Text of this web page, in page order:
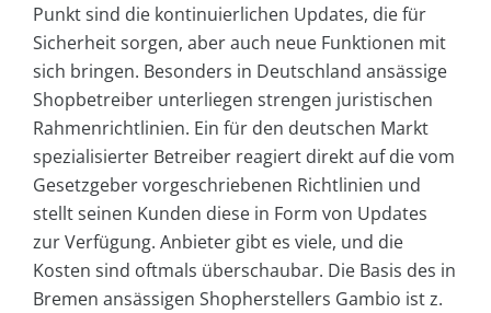
Punkt sind die kontinuierlichen Updates, die für
Sicherheit sorgen, aber auch neue Funktionen mit
sich bringen. Besonders in Deutschland ansässige
Shopbetreiber unterliegen strengen juristischen
Rahmenrichtlinien. Ein für den deutschen Markt
spezialisierter Betreiber reagiert direkt auf die vom
Gesetzgeber vorgeschriebenen Richtlinien und
stellt seinen Kunden diese in Form von Updates
zur Verfügung. Anbieter gibt es viele, und die
Kosten sind oftmals überschaubar. Die Basis des in
Bremen ansässigen Shopherstellers Gambio ist z.